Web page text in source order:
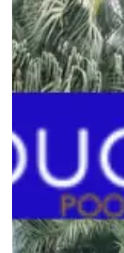
Cara
Kerja
Pool
Ionizer